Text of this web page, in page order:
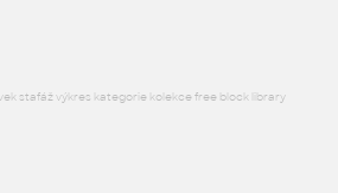
stafáž výkres kategorie kolekce free block library